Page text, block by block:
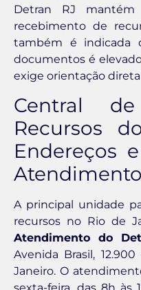
Detran RJ mantém
recebimento de
também é indicada
documentos é
exige orientação
Central
Recursos
Endereços
Atendimento
A principal unidade
recursos no Rio de
Atendimento do
Avenida Brasil,
Janeiro. O